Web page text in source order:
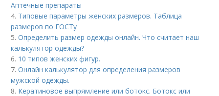
Аптечные препараты
4. Типовые параметры женских размеров. Таблица
размеров по ГОСТу
5.Определить размер одежды онлайн. Что считает наш
калькулятор одежды?
6. 10 типов женских фигур.
7.Онлайн калькулятор для определения размеров
мужской одежды.
8. Кератиновое выпрямление или ботокс. Ботокс или